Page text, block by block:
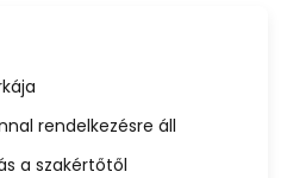
rendelkezésre áll
a szakértőtől